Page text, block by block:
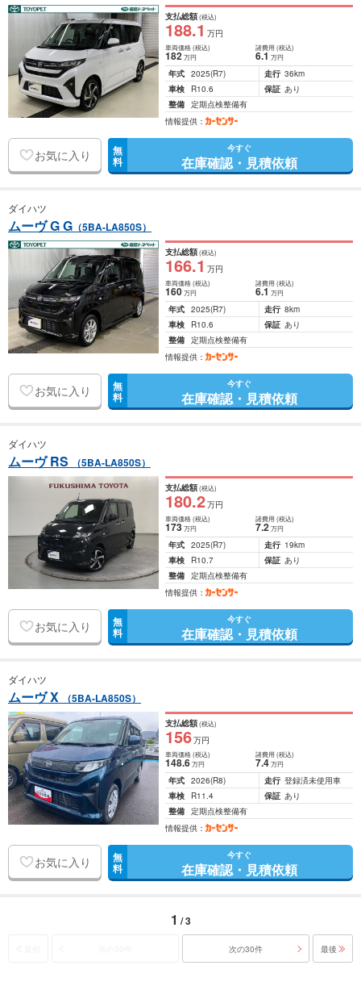
支払総額(税込)
188.1 万円
車両価格(税込)
182万円
諸費用 (税込)
6.1 万円
年式 2025(R7) 走行 36km
車検
R10.6 保証 あり
整備 定期点検整備有
情報提供：
お気に入り 無
料
今すぐ
在庫確認・見積依頼
ダイハツ
ムーヴ G G （5BA-LA850S）
支払総額(税込)
166.1 万円
車両価格(税込)
160万円
諸費用 (税込)
6.1 万円
年式 2025(R7) 走行 8km
車検
R10.6 保証 あり
整備 定期点検整備有
情報提供：
お気に入り 無
料
今すぐ
在庫確認・見積依頼
ダイハツ
ムーヴ RS （5BA-LA850S）
支払総額(税込)
180.2万円
車両価格(税込)
173万円
諸費用 (税込)
7.2 万円
年式 2025(R7) 走行 19km
車検
R10.7 保証 あり
整備 定期点検整備有
情報提供：
お気に入り 無
料
今すぐ
在庫確認・見積依頼
ダイハツ
ムーヴ X （5BA-LA850S）
支払総額(税込)
156万円
車両価格(税込)
148.6万円
諸費用 (税込)
7.4 万円
年式 2026(R8) 走行 登録済未使用車
車検
R11.4 保証 あり
整備 定期点検整備有
情報提供：
お気に入り 無
料
今すぐ
在庫確認・見積依頼
1 / 3
次の30件 最後